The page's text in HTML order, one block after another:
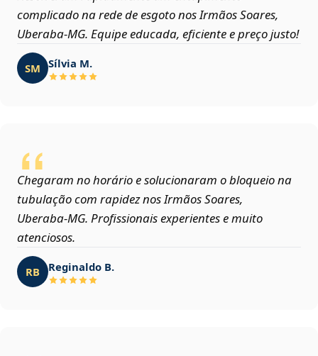
complicado na rede de esgoto nos Irmãos Soares,
Uberaba‑MG. Equipe educada, eficiente e preço justo!
SM Sílvia M.
Chegaram no horário e solucionaram o bloqueio na
tubulação com rapidez nos Irmãos Soares,
Uberaba‑MG. Profissionais experientes e muito
atenciosos.
RB Reginaldo B.